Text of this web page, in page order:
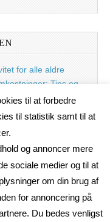
for alle aldre
Tips og
til at forbedre
til statistik samt til at
og annoncer mere
sociale medier og til at
om din brug af
for annoncering på
Du bedes venligst